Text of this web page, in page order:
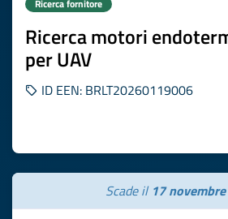
Ricerca fornitore
Ricerca motori
per UAV
ID EEN: BRLT20260119006
Scade il 17